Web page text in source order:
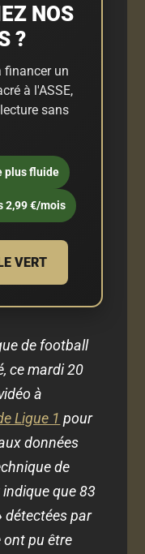
NOS
?
financer un
à l'ASSE,
sans
plus fluide
2,99 €/mois
VERT
de football
ce mardi 20
à
Ligue 1 pour
données
de
indique que 83
détectées par
ont pu être